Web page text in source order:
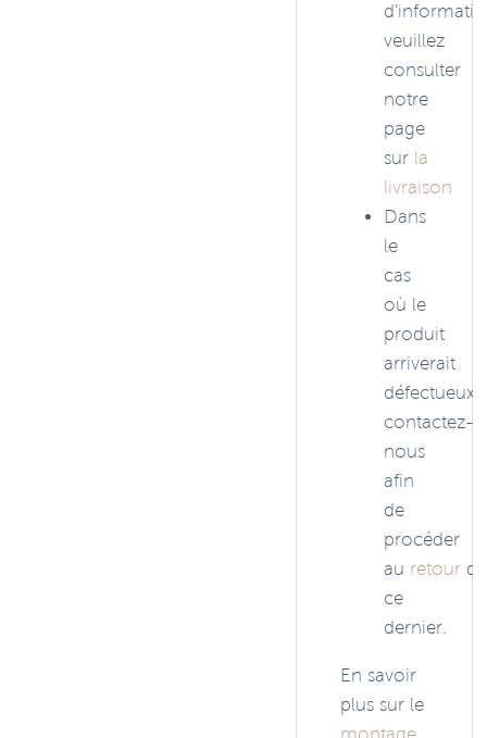
veuillez
consulter
notre
page
sur la
livraison
Dans
le
cas
où le
produit
arriverait
défectueux,
contactez-
nous
afin
de
procéder
au retourde
ce
dernier.
En savoir
plus sur le